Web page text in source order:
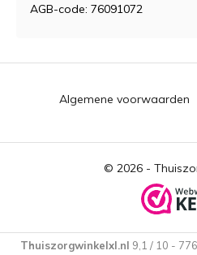
AGB-code: 76091072
© 2026 -
Algemene voorwaarden
Thuiszorgwinkelxl.nl 9,1 / 10 -